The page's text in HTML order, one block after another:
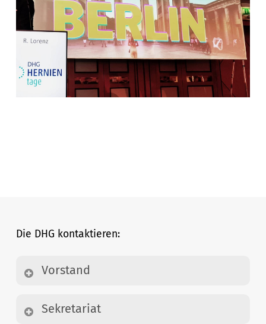
Die DHG kontaktieren:
Vorstand
c/o Prof. Dr. med. Ferdinand Köckerling
Sekretariat